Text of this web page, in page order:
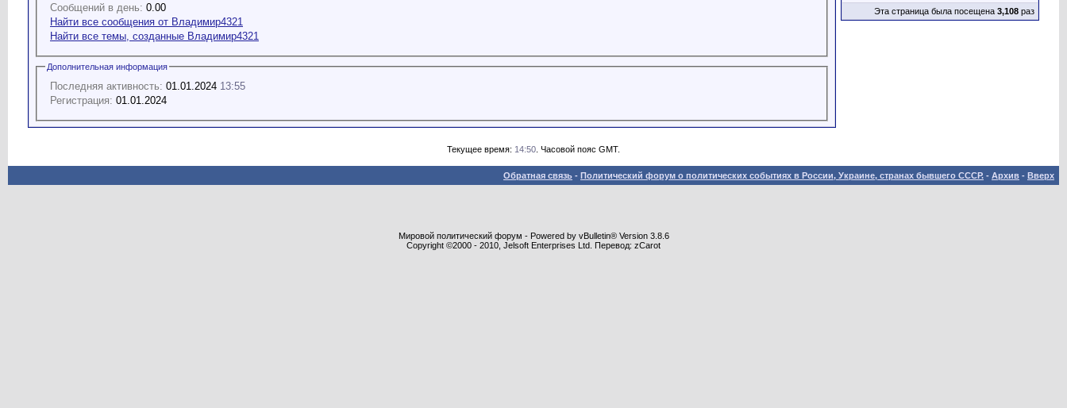
Сообщений в день: 0.00
Найти все сообщения от Владимир4321
Найти все темы, созданные Владимир4321
Дополнительная информация
Последняя активность: 01.01.2024 13:55
Регистрация: 01.01.2024
Эта страница была посещена 3,108 раз
Текущее время: 14:50 . Часовой пояс GMT.
Обратная связь - Политический форум о политических событиях в России, Украине, странах бывшего СССР. - Архив - Вверх
Мировой политический форум - Powered by vBulletin® Version 3.8.6
Copyright ©2000 - 2010, Jelsoft Enterprises Ltd. Перевод: zCarot